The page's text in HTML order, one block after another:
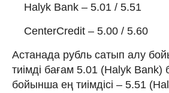
Halyk Bank – 5.01 / 5.51
CenterCredit – 5.00 / 5.60
Астанада рубль сатып алу
тиімді бағам 5.01 (Halyk Bank)
бойынша ең тиімдісі – 5.51